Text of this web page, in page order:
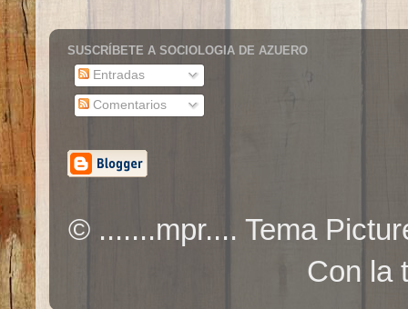
SUSCRÍBETE A SOCIOLOGIA DE AZUERO
Entradas
Comentarios
© .......mpr.... Tema
Con la